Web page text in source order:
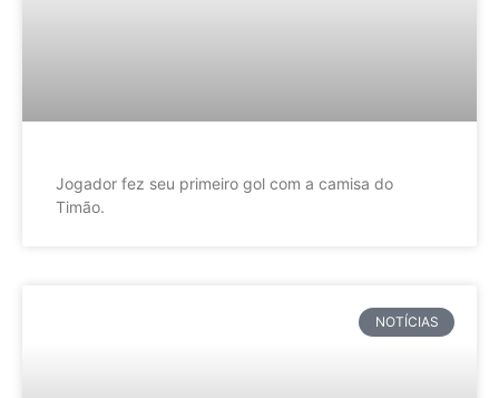
Jogador fez seu primeiro gol com a camisa do
Timão.
NOTÍCIAS